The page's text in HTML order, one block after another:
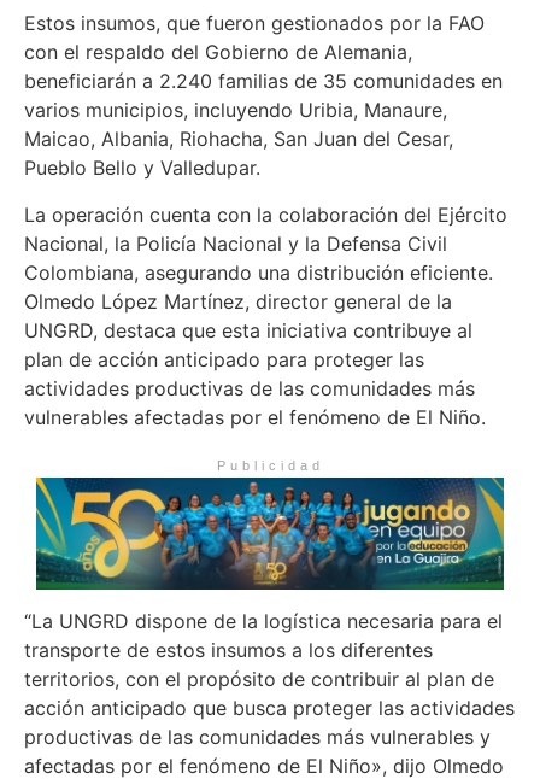
Estos insumos, que fueron gestionados por la FAO
con el respaldo del Gobierno de Alemania,
beneficiarán a 2.240 familias de 35 comunidades en
varios municipios, incluyendo Uribia, Manaure,
Maicao, Albania, Riohacha, San Juan del Cesar,
Pueblo Bello y Valledupar.
La operación cuenta con la colaboración del Ejército
Nacional, la Policía Nacional y la Defensa Civil
Colombiana, asegurando una distribución eficiente.
Olmedo López Martínez, director general de la
UNGRD, destaca que esta iniciativa contribuye al
plan de acción anticipado para proteger las
actividades productivas de las comunidades más
vulnerables afectadas por el fenómeno de El Niño.
Publicidad
“La UNGRD dispone de la logística necesaria para el
transporte de estos insumos a los diferentes
territorios, con el propósito de contribuir al plan de
acción anticipado que busca proteger las actividades
productivas de las comunidades más vulnerables y
afectadas por el fenómeno de El Niño», dijo Olmedo